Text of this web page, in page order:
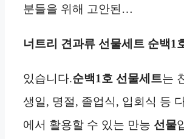
분들을 위해 고안된…
너트리 견과류 선물세트 순백1
있습니다.순백1호 선물세트는
생일, 명절, 졸업식, 입회식 등
에서 활용할 수 있는 만능 선물